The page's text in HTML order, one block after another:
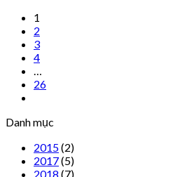
1
2
3
4
26
Danh mục
2015(2)
2017(5)
2018 (7)